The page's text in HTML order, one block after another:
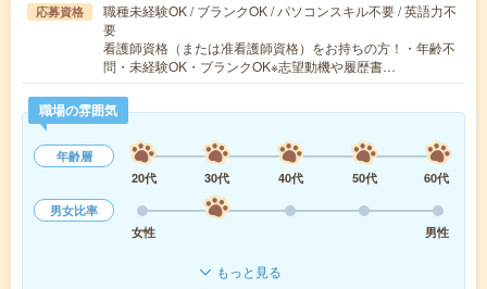
応募資格
職種未経験OK / ブランクOK / パソコンスキル不要 / 英語力不
要
看護師資格（または准看護師資格）をお持ちの方！・年齢不
問・未経験OK・ブランクOK※志望動機や履歴書…
職場の雰囲気
年齢層
20代
30代 40代 50代
60代
男女比率
女性
男性
もっと見る